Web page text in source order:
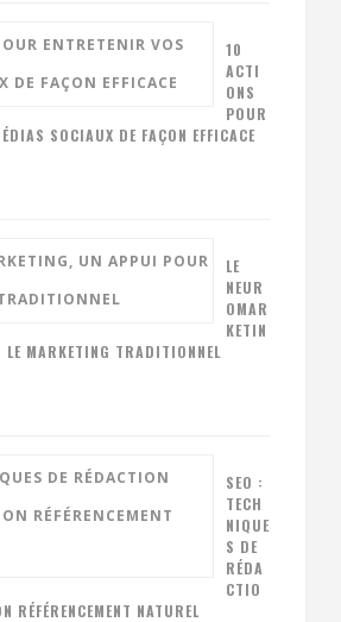
10
ACTI
ONS
POUR
SOCIAUX DE FAÇON EFFICACE
LE
NEUR
OMAR
KETIN
MARKETING TRADITIONNEL
SEO :
TECH
NIQUE
S DE
RÉDA
CTIO
RÉFÉRENCEMENT NATUREL